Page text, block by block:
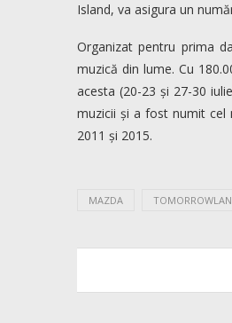
Island, va asigura un
Organizat pentru prima
muzică din lume. Cu
acesta (20-23 și 27-30
muzicii și a fost numit cel
2011 și 2015.
MAZDA